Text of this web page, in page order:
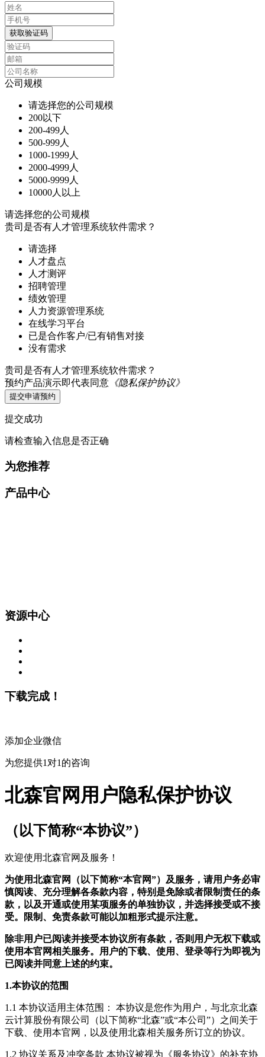
获取验证码
公司规模
请选择您的公司规模
200以下
200-499人
500-999人
1000-1999人
2000-4999人
5000-9999人
10000人以上
请选择您的公司规模
贵司是否有人才管理系统软件需求？
请选择
人才盘点
人才测评
招聘管理
绩效管理
人力资源管理系统
在线学习平台
已是合作客户/已有销售对接
没有需求
贵司是否有人才管理系统软件需求？
预约产品演示即代表同意 《隐私保护协议》
提交申请预约
提交成功
请检查输入信息是否正确
为您推荐
产品中心
资源中心
下载完成！
添加企业微信
为您提供1对1的咨询
北森官网用户隐私保护协议
（以下简称“本协议”）
欢迎使用北森官网及服务！
为使用北森官网（以下简称“本官网”）及服务，请用户务必审
慎阅读、充分理解各条款内容，特别是免除或者限制责任的条
款，以及开通或使用某项服务的单独协议，并选择接受或不接
受。限制、免责条款可能以加粗形式提示注意。
除非用户已阅读并接受本协议所有条款，否则用户无权下载或
使用本官网相关服务。用户的下载、使用、登录等行为即视为
已阅读并同意上述的约束。
1.本协议的范围
1.1 本协议适用主体范围： 本协议是您作为用户，与北京北森
云计算股份有限公司（以下简称“北森”或“本公司”）之间关于
下载、使用本官网，以及使用北森相关服务所订立的协议。
1.2 协议关系及冲突条款 本协议被视为《服务协议》的补充协